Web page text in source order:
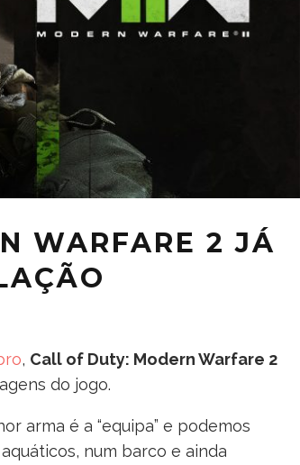
WARFARE 2 JÁ
, Call of Duty: Modern Warfare 2
do jogo.
arma é a “equipa” e podemos
num barco e ainda